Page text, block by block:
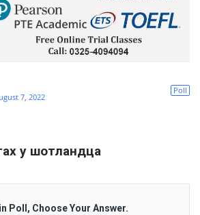
Poll
7, 2022
у шотландца
Poll, Choose Your Answer.